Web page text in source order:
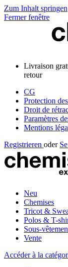
Zum Inhalt springen
Fermer fenêtre
Livraison
retour
CG
Protection
Droit de
Paramètres
Mentions
Registrieren oder
Neu
Chemises
Tricot &
Polos & T-
Sous-
Vente
Accéder à la